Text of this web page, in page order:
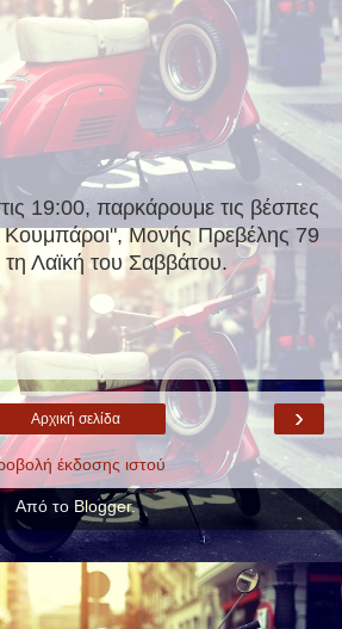
19:00, παρκάρουμε τις βέσπες
Κουμπάροι", Μονής Πρεβέλης 79
Λαϊκή του Σαββάτου.
›
Αρχική σελίδα
έκδοσης ιστού
Από το Blogger.